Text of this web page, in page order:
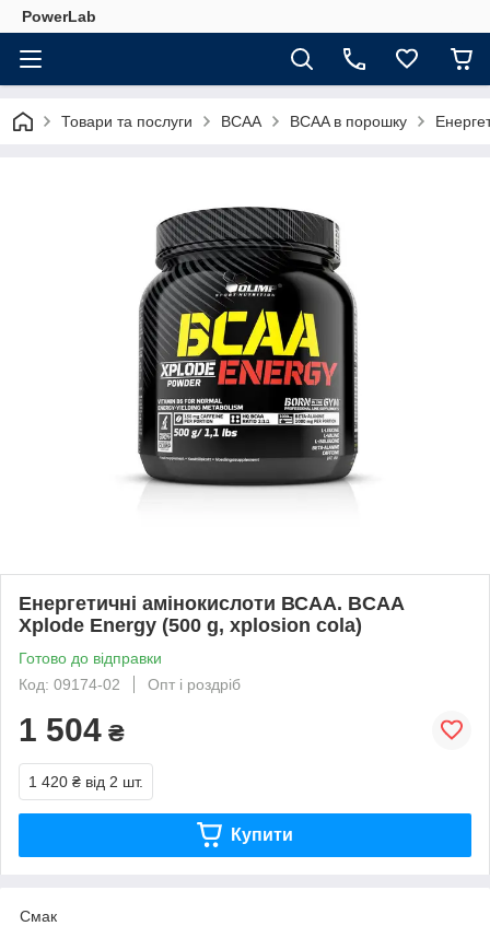
PowerLab
Товари та послуги BCAA BCAA в порошку
Енергетичні амінокислоти ВСАА. BCAA
Xplode Energy (500 g, xplosion cola)
Готово до відправки
Код: 09174-02
Опт і роздріб
1 504 ₴
1 420 ₴ від 2 шт.
Купити
Смак